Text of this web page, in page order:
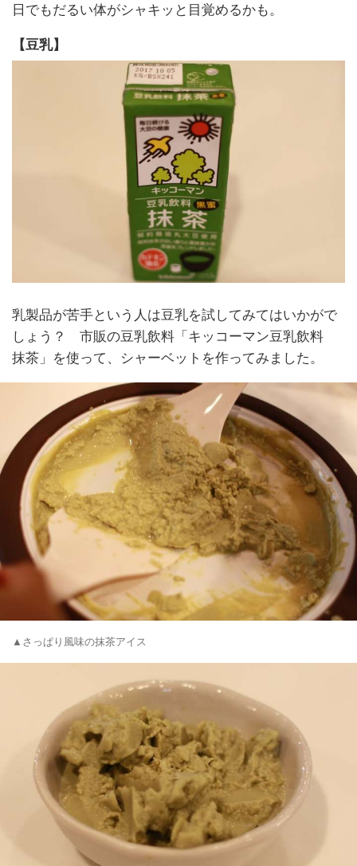
日でもだるい体がシャキッと目覚めるかも。
【豆乳】
乳製品が苦手という人は豆乳を試してみてはいかがで
しょう？ 市販の豆乳飲料「キッコーマン豆乳飲料
抹茶」を使って、シャーベットを作ってみました。
▲さっぱり風味の抹茶アイス